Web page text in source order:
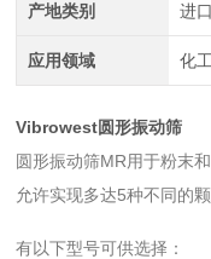
产地类别 进口
应用领域 化
Vibrowest圆形振动筛
圆形振动筛MR用于粉末
允许实现多达5种不同的
有以下型号可供选择：